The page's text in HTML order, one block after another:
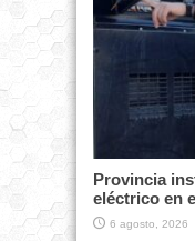
Provincia
eléctrico en
6 agosto, 2026